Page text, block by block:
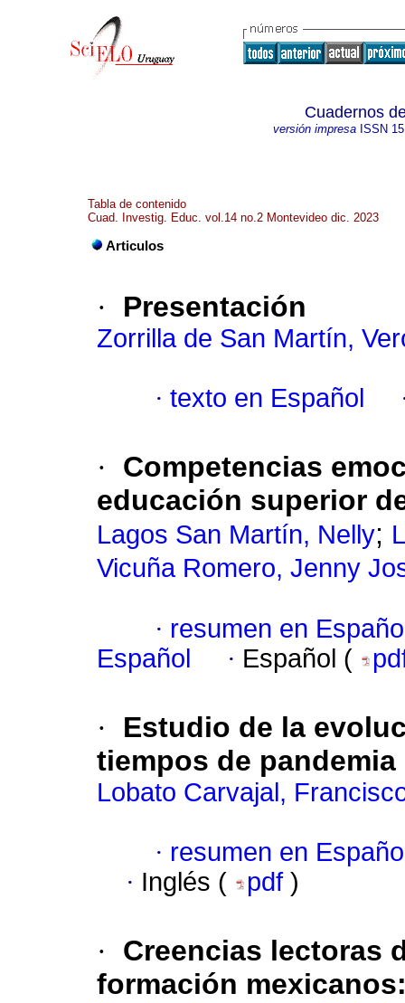
Cuadernos
versión impresaISSN
Tabla de contenido
Cuad. Investig. Educ. vol.14 no.2 Montevideo dic. 2023
Articulos
· Presentación
Zorrilla de San Martín,
· texto en Español
·
Competencias
educación superior
Lagos San Martín, Nelly;
Vicuña Romero, Jenny
· resumen en
Español
· Español (
·
Estudio de la
tiempos de pandemia
Lobato Carvajal,
· resumen en
· Inglés ( pdf )
·
Creencias lectoras
formación